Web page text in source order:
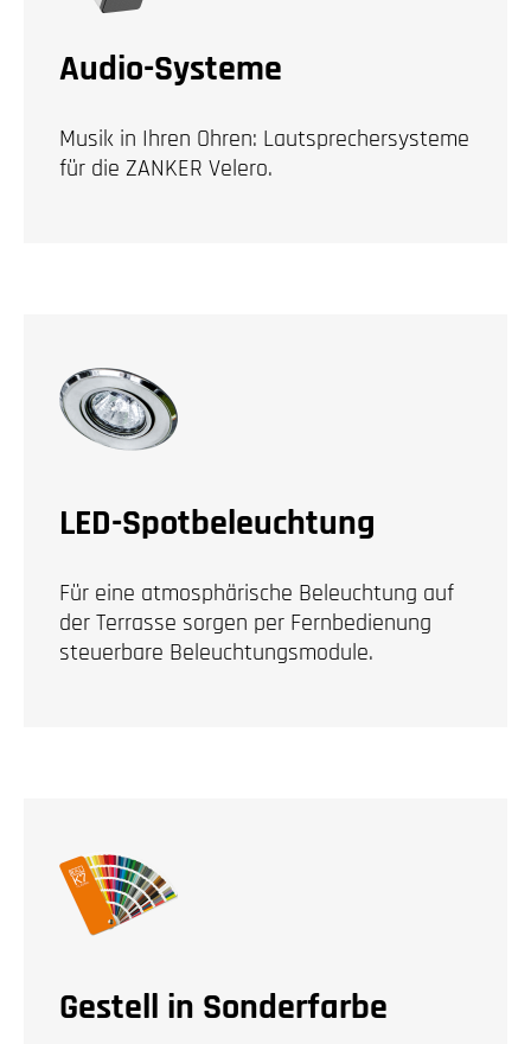
Audio-Systeme
Musik in Ihren Ohren: Lautsprechersysteme
für die ZANKER Velero.
LED-Spotbeleuchtung
Für eine atmosphärische Beleuchtung auf
der Terrasse sorgen per Fernbedienung
steuerbare Beleuchtungsmodule.
Gestell in Sonderfarbe